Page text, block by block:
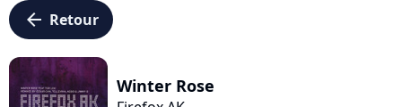
arrow_left Retour
Winter Rose